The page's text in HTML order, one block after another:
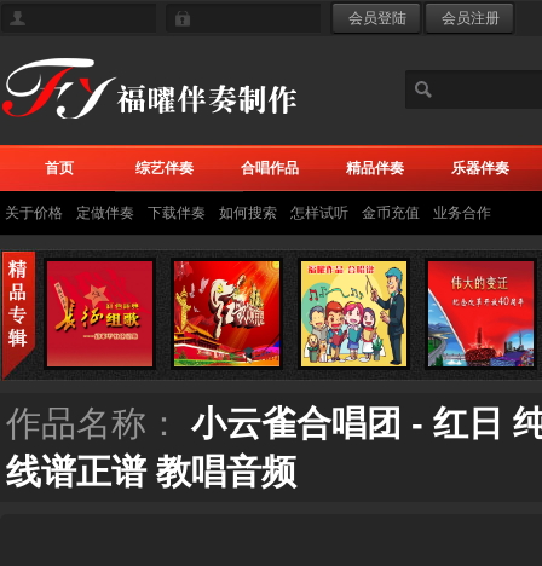
首页 综艺伴奏 合唱作品 精品伴奏 乐器伴奏
关于价格 定做伴奏 下载伴奏 如何搜索 怎样试听 金币充值 业务合作
作品名称： 小云雀合唱团 - 红日
线谱正谱 教唱音频